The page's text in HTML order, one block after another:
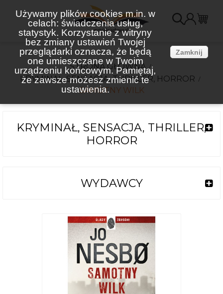
Używamy plików cookies m.in. w
celach: świadczenia usług,
statystyk. Korzystanie z witryny
bez zmiany ustawień Twojej
przeglądarki oznacza, że będą
one umieszczane w Twoim
urządzeniu końcowym. Pamiętaj,
że zawsze możesz zmienić te
ustawienia.
Zamknij
STRONA GŁÓWNA
KRYMINAŁ, SENSACJA, THRILLER, HORROR
SAMOTNY WILK
KRYMINAŁ, SENSACJA, THRILLER,
HORROR
WYDAWCY